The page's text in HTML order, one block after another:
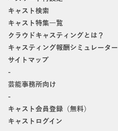
キャスト検索
キャスト特集一覧
クラウドキャスティングとは？
キャスティング報酬シミュレーター
サイトマップ
-
芸能事務所向け
-
キャスト会員登録（無料）
キャストログイン